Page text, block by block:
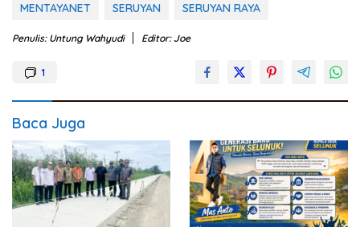
MENTAYANET SERUYAN SERUYAN RAYA
Penulis: Untung Wahyudi Editor: Joe
1
Baca Juga